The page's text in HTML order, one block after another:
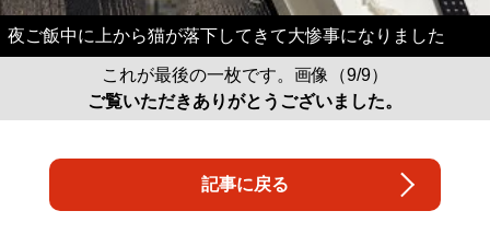
夜ご飯中に上から猫が落下してきて大惨事になりました
これが最後の一枚です。画像（9/9）
ご覧いただきありがとうございました。
記事に戻る